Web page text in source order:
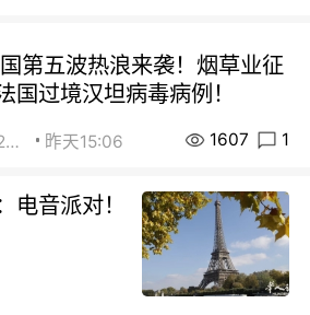
第五波热浪来袭！烟草业征
国过境汉坦病毒病例！
长乐未央2015 昨天15:06 1607 1
电音派对！